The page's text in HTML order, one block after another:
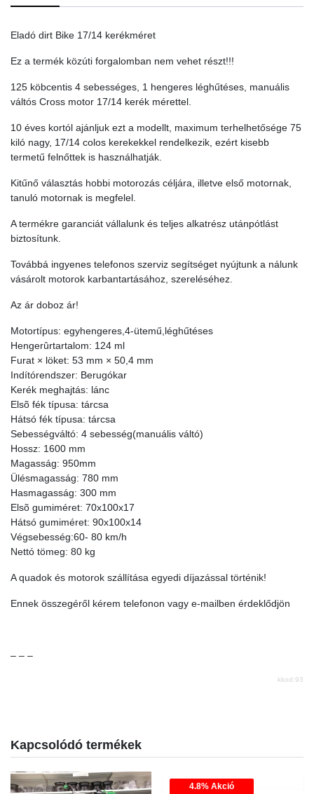
Eladó dirt Bike 17/14 kerékméret
Ez a termék közúti forgalomban nem vehet részt!!!
125 köbcentis 4 sebességes, 1 hengeres léghűtéses, manuális
váltós Cross motor 17/14 kerék mérettel.
10 éves kortól ajánljuk ezt a modellt, maximum terhelhetősége 75
kiló nagy, 17/14 colos kerekekkel rendelkezik, ezért kisebb
termetű felnőttek is használhatják.
Kitűnő választás hobbi motorozás céljára, illetve első motornak,
tanuló motornak is megfelel.
A termékre garanciát vállalunk és teljes alkatrész utánpótlást
biztosítunk.
Továbbá ingyenes telefonos szerviz segítséget nyújtunk a nálunk
vásárolt motorok karbantartásához, szereléséhez.
Az ár doboz ár!
Motortípus: egyhengeres,4-ütemű,léghűtéses
Hengerûrtartalom: 124 ml
Furat × löket: 53 mm × 50,4 mm
Indítórendszer: Berugókar
Kerék meghajtás: lánc
Elsõ fék típusa: tárcsa
Hátsó fék típusa: tárcsa
Sebességváltó: 4 sebesség(manuális váltó)
Hossz: 1600 mm
Magasság: 950mm
Ülésmagasság: 780 mm
Hasmagasság: 300 mm
Elsõ gumiméret: 70x100x17
Hátsó gumiméret: 90x100x14
Végsebesség:60- 80 km/h
Nettó tömeg: 80 kg
A quadok és motorok szállítása egyedi díjazással történik!
Ennek összegéről kérem telefonon vagy e-mailben érdeklődjön
– – –
kkod:93
Kapcsolódó termékek
4.8% Akció